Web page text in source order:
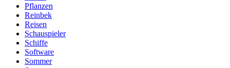
Pflanzen
Reinbek
Reisen
Schauspieler
Schiffe
Software
Sommer